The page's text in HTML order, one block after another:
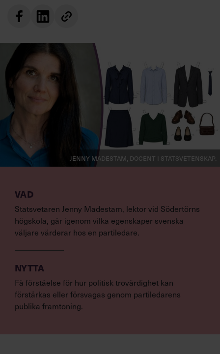
VAD
Statsvetaren Jenny Madestam, lektor vid Södertörns
högskola, går igenom vilka egenskaper svenska
väljare värderar hos en partiledare.
NYTTA
Få förståelse för hur politisk trovärdighet kan
förstärkas eller försvagas genom partiledarens
publika framtoning.
Jenny Madestam, docent i statsvetenskap.